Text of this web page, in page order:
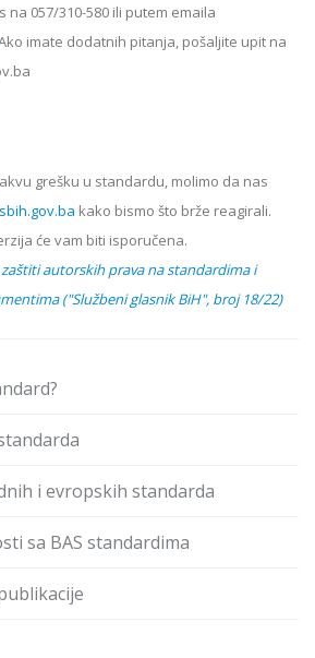
057/310-580 ili putem emaila
imate dodatnih pitanja, pošaljite upit na
grešku u standardu, molimo da nas
kako bismo što brže reagirali.
će vam biti isporučena.
autorskih prava na standardima i
("Službeni glasnik BiH", broj 18/22)
i evropskih standarda
sa BAS standardima